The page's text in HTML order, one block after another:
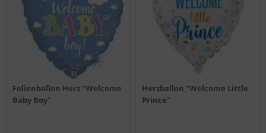
Folienballon Herz "Welcome
Baby Boy"
Herzballon "Welcome Little
Prince"